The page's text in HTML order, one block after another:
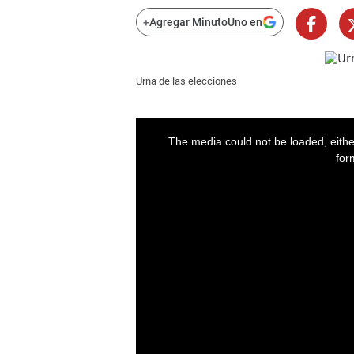
+Agregar MinutoUno en
Urna de las elecciones